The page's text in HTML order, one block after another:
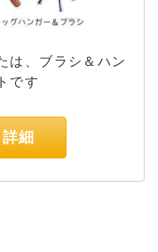
は、ブラシ＆ハン
です
細